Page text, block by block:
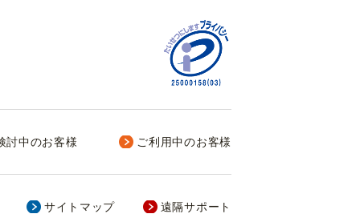
討中のお客様 ご利用中のお客様
サイトマップ 遠隔サポート